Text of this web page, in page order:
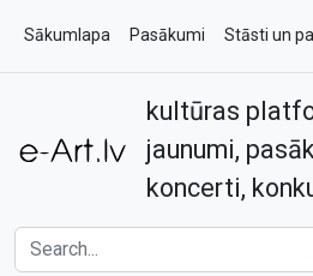
Sākumlapa Pasākumi Stāsti un
Kontakti
kultūras
jaunumi,
koncerti,